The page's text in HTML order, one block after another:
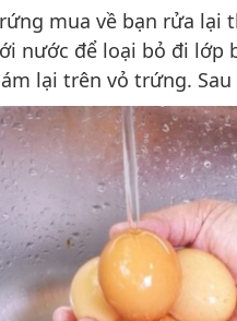
mua về bạn rửa lại
nước để loại bỏ đi lớp
lại trên vỏ trứng. Sau